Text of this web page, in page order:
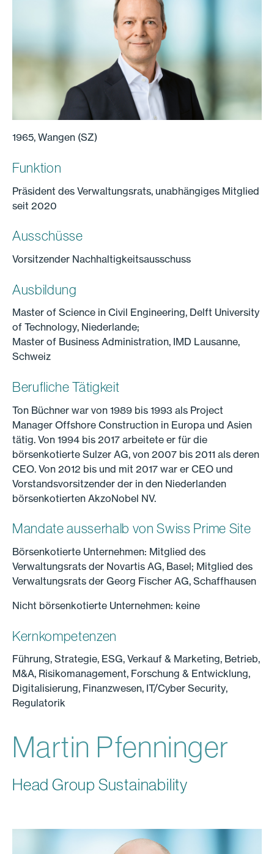
1965, Wangen (SZ)
Funktion
Präsident des Verwaltungsrats, unabhängiges Mitglied
seit 2020
Ausschüsse
Vorsitzender Nachhaltigkeitsausschuss
Ausbildung
Master of Science in Civil Engineering, Delft University
of Technology, Niederlande;
Master of Business Administration, IMD Lausanne,
Schweiz
Berufliche Tätigkeit
Ton Büchner war von 1989 bis 1993 als Project
Manager Offshore Construction in Europa und Asien
tätig. Von 1994 bis 2017 arbeitete er für die
börsenkotierte Sulzer AG, von 2007 bis 2011 als deren
CEO. Von 2012 bis und mit 2017 war er CEO und
Vorstandsvorsitzender der in den Niederlanden
börsenkotierten AkzoNobel NV.
Mandate ausserhalb von Swiss Prime Site
Börsenkotierte Unternehmen: Mitglied des
Verwaltungsrats der Novartis AG, Basel; Mitglied des
Verwaltungsrats der Georg Fischer AG, Schaffhausen
Nicht börsenkotierte Unternehmen: keine
Kernkompetenzen
Führung, Strategie, ESG, Verkauf & Marketing, Betrieb,
M&A, Risikomanagement, Forschung & Entwicklung,
Digitalisierung, Finanzwesen, IT/Cyber Security,
Regulatorik
Martin Pfenninger
Head Group Sustainability